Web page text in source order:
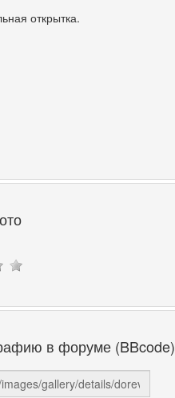
открытка.
в форуме (BBcode)